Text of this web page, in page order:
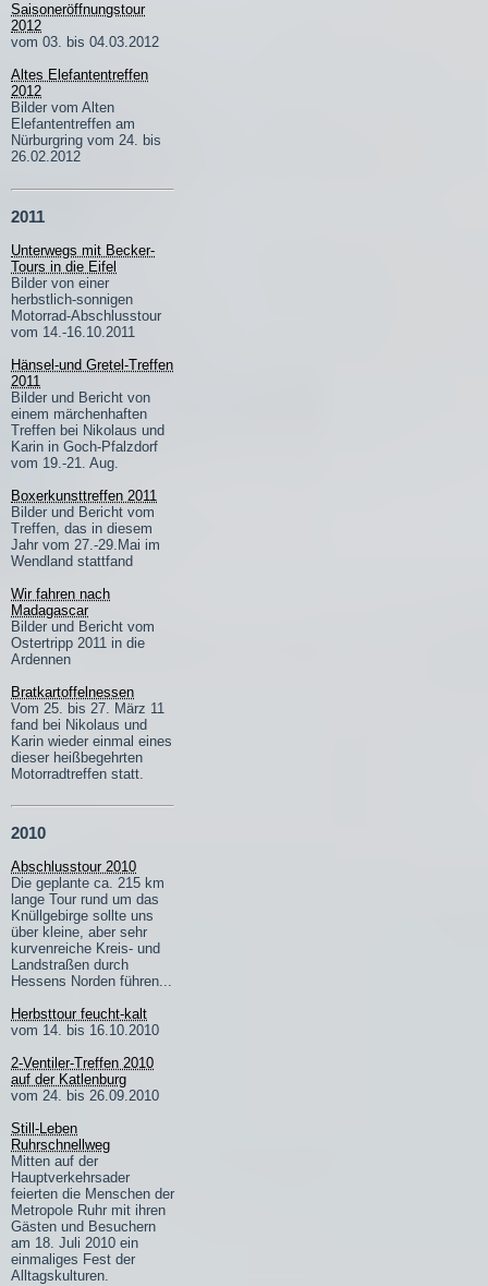
Saisoneröffnungstour
2012
vom 03. bis 04.03.2012
Altes Elefantentreffen
2012
Bilder vom Alten
Elefantentreffen am
Nürburgring vom 24. bis
26.02.2012
2011
Unterwegs mit Becker-
Tours in die Eifel
Bilder von einer
herbstlich-sonnigen
Motorrad-Abschlusstour
vom 14.-16.10.2011
Hänsel-und Gretel-Treffen
2011
Bilder und Bericht von
einem märchenhaften
Treffen bei Nikolaus und
Karin in Goch-Pfalzdorf
vom 19.-21. Aug.
Boxerkunsttreffen 2011
Bilder und Bericht vom
Treffen, das in diesem
Jahr vom 27.-29.Mai im
Wendland stattfand
Wir fahren nach
Madagascar
Bilder und Bericht vom
Ostertripp 2011 in die
Ardennen
Bratkartoffelnessen
Vom 25. bis 27. März 11
fand bei Nikolaus und
Karin wieder einmal eines
dieser heißbegehrten
Motorradtreffen statt.
2010
Abschlusstour 2010
Die geplante ca. 215 km
lange Tour rund um das
Knüllgebirge sollte uns
über kleine, aber sehr
kurvenreiche Kreis- und
Landstraßen durch
Hessens Norden führen...
Herbsttour feucht-kalt
vom 14. bis 16.10.2010
2-Ventiler-Treffen 2010
auf der Katlenburg
vom 24. bis 26.09.2010
Still-Leben
Ruhrschnellweg
Mitten auf der
Hauptverkehrsader
feierten die Menschen der
Metropole Ruhr mit ihren
Gästen und Besuchern
am 18. Juli 2010 ein
einmaliges Fest der
Alltagskulturen.